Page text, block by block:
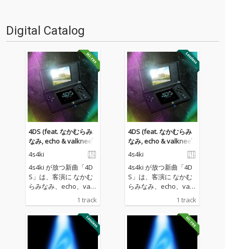
Digital Catalog
4DS (feat. なかむらみ
なみ, echo & valknee)
4s4ki
4s4ki が放つ新曲「4D
S」は、客演に なかむ
らみなみ、echo、valk
nee を迎え、トラック
を「ねえ聞いて」でも
タッグを組んだ Zoo La
y Station が手がけたコ
ラボレーション楽曲。
1 track
4DS (feat. なかむらみ
なみ, echo & valknee)
4s4ki
4s4ki が放つ新曲「4D
S」は、客演に なかむ
らみなみ、echo、valk
nee を迎え、トラック
を「ねえ聞いて」でも
タッグを組んだ Zoo La
y Station が手がけたコ
ラボレーション楽曲。
1 track